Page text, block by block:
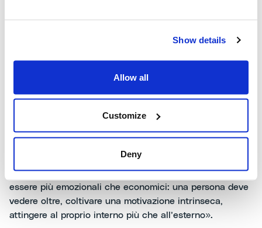
Show details
Allow all
Customize
Deny
differenza. Noi viviamo in una cultura che valorizza la
scorciatoia e questo fa rimanere inespresse e
ciò che riguarda gli incentivi. Mi rifaccio a ricerche fatte
sul cervello delle persone: quando il sistema interno
viene gratificato, si produce dopamina che rallenta il
spesso gli incentivi non bastano per gli standard di
competizione attuale. A certi livelli gli incentivi devono
essere più emozionali che economici: una persona deve
vedere oltre, coltivare una motivazione intrinseca,
attingere al proprio interno più che all’esterno».